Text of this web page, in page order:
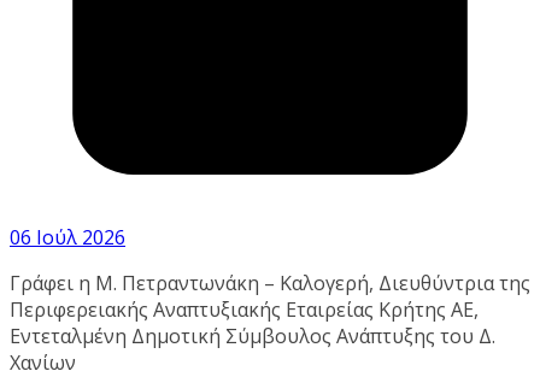
06 Ιούλ 2026
Γράφει η Μ. Πετραντωνάκη – Καλογερή, Διευθύντρια της
Περιφερειακής Αναπτυξιακής Εταιρείας Κρήτης ΑΕ,
Εντεταλμένη Δημοτική Σύμβουλος Ανάπτυξης του Δ.
Χανίων